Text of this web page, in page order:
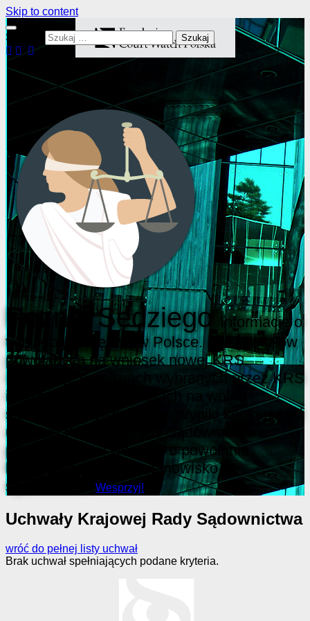
Skip to content
Szukaj:
Poznaj Sędziego
Informacje o
tym, kto jest sędzią w Polsce. Lista sędziów
powołanych na wniosek nowej KRS.
Informacje o sędziach wybranych przez KRS
i pozostałych kandydatach na wolne
stanowiska sędziowskie. Wyniki konkursów i
uchwały Krajowej Rady Sądownictwa o
przedstawieniu wniosku o powołanie
kandydata na wolne stanowisko
sędziowskie.
Wesprzyj!
Uchwały Krajowej Rady Sądownictwa
wróć do pełnej listy uchwał
Brak uchwał spełniających podane kryteria.